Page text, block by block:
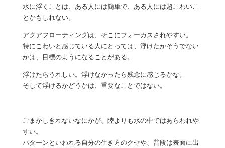
水に浮くことは、ある人には簡単で、ある人には超こわいこ
とかもしれない。
アクアフローティングは、そこにフォーカスされやすい。
特にこわいと感じている人にとっては、浮けたかそうでない
かは、目標のようになることがある。
浮けたらうれしい。浮けなかったら残念に感じるかな。
そして浮けるかどうかは、重要なことではない。
ごまかしきれないなにかが、陸よりも水の中ではあらわれや
すい。
パターンといわれる自分の生き方のクセや、普段は表面に出